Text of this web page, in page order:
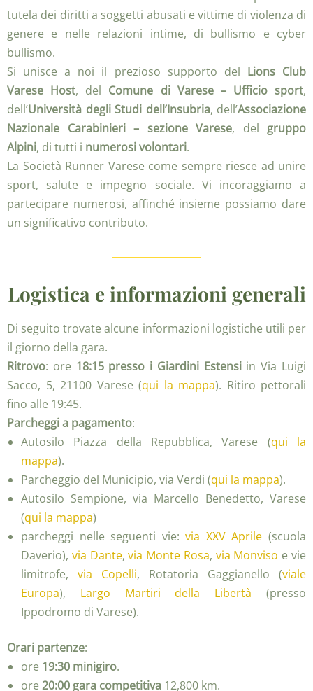
tutela dei diritti a soggetti abusati e vittime di violenza di
genere e nelle relazioni intime, di bullismo e cyber
bullismo.
Si unisce a noi il prezioso supporto del Lions Club
Varese Host, del Comune di Varese – Ufficio sport,
dell’Università degli Studi dell’Insubria, dell’Associazione
Nazionale Carabinieri – sezione Varese, del gruppo
Alpini, di tutti i numerosi volontari.
La Società Runner Varese come sempre riesce ad unire
sport, salute e impegno sociale. Vi incoraggiamo a
partecipare numerosi, affinché insieme possiamo dare
un significativo contributo.
Logistica e informazioni generali
Di seguito trovate alcune informazioni logistiche utili per
il giorno della gara.
Ritrovo: ore 18:15 presso i Giardini Estensiin Via Luigi
Sacco, 5, 21100 Varese (qui la mappa). Ritiro pettorali
fino alle 19:45.
Parcheggi a pagamento:
Autosilo Piazza della Repubblica, Varese (qui la
mappa).
Parcheggio del Municipio, via Verdi (qui la mappa).
Autosilo Sempione, via Marcello Benedetto, Varese
(qui la mappa)
parcheggi nelle seguenti vie:via XXV Aprile (scuola
Daverio), via Dante,via Monte Rosa, via Monviso e vie
limitrofe, via Copelli, Rotatoria Gaggianello (viale
Europa), Largo Martiri della Libertà (presso
Ippodromo di Varese).
Orari partenze:
ore 19:30 minigiro.
ore 20:00 gara competitiva 12,800 km.